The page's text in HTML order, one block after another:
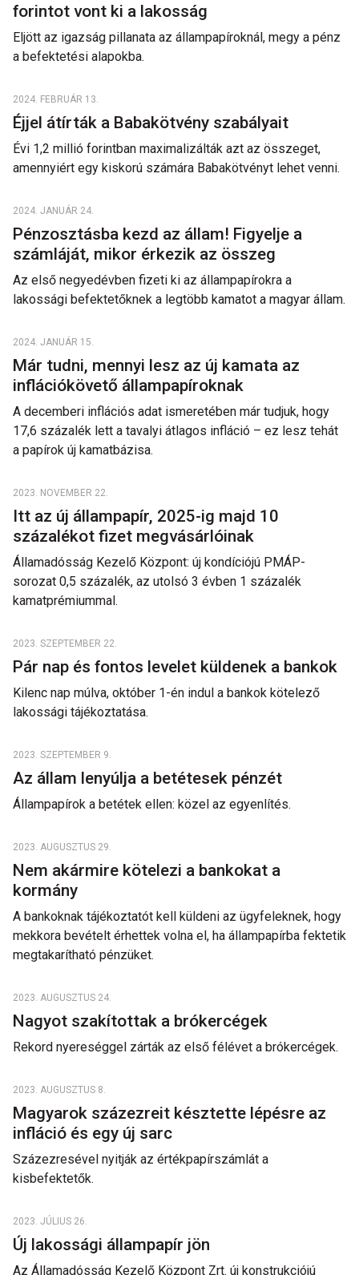
forintot vont ki a lakosság
Eljött az igazság pillanata az állampapíroknál, megy a pénz
a befektetési alapokba.
2024. FEBRUÁR 13.
Éjjel átírták a Babakötvény szabályait
Évi 1,2 millió forintban maximalizálták azt az összeget,
amennyiért egy kiskorú számára Babakötvényt lehet venni.
2024. JANUÁR 24.
Pénzosztásba kezd az állam! Figyelje a
számláját, mikor érkezik az összeg
Az első negyedévben fizeti ki az állampapírokra a
lakossági befektetőknek a legtöbb kamatot a magyar állam.
2024. JANUÁR 15.
Már tudni, mennyi lesz az új kamata az
inflációkövető állampapíroknak
A decemberi inflációs adat ismeretében már tudjuk, hogy
17,6 százalék lett a tavalyi átlagos infláció – ez lesz tehát
a papírok új kamatbázisa.
2023. NOVEMBER 22.
Itt az új állampapír, 2025-ig majd 10
százalékot fizet megvásárlóinak
Államadósság Kezelő Központ: új kondíciójú PMÁP-
sorozat 0,5 százalék, az utolsó 3 évben 1 százalék
kamatprémiummal.
2023. SZEPTEMBER 22.
Pár nap és fontos levelet küldenek a bankok
Kilenc nap múlva, október 1-én indul a bankok kötelező
lakossági tájékoztatása.
2023. SZEPTEMBER 9.
Az állam lenyúlja a betétesek pénzét
Állampapírok a betétek ellen: közel az egyenlítés.
2023. AUGUSZTUS 29.
Nem akármire kötelezi a bankokat a
kormány
A bankoknak tájékoztatót kell küldeni az ügyfeleknek, hogy
mekkora bevételt érhettek volna el, ha állampapírba fektetik
megtakarítható pénzüket.
2023. AUGUSZTUS 24.
Nagyot szakítottak a brókercégek
Rekord nyereséggel zárták az első félévet a brókercégek.
2023. AUGUSZTUS 8.
Magyarok százezreit késztette lépésre az
infláció és egy új sarc
Százezresével nyitják az értékpapírszámlát a
kisbefektetők.
2023. JÚLIUS 26.
Új lakossági állampapír jön
Az Államadósság Kezelő Központ Zrt. új konstrukciójú